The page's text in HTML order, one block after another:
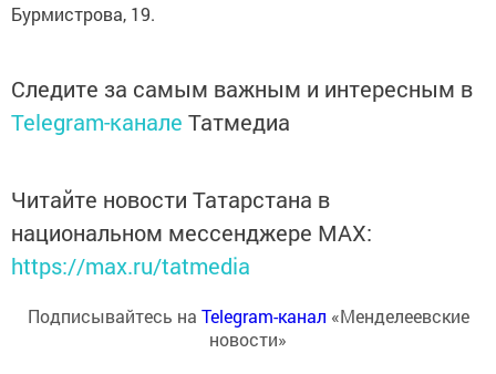
Бурмистрова, 19.
Следите за самым важным и интересным в
Telegram-канале Татмедиа
Читайте новости Татарстана в
национальном мессенджере MАХ:
https://max.ru/tatmedia
Подписывайтесь на Telegram-канал «Менделеевские
новости»